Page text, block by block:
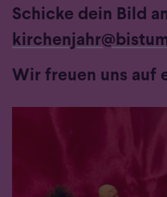
Schicke dein Bild
Wir freuen uns auf